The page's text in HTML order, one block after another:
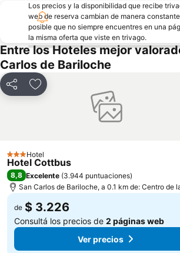
Los precios y la disponibilidad que recibe
web de reserva cambian de manera
posible que no siempre encuentres en una
la misma oferta que viste en trivago.
Entre los Hoteles mejor
Carlos de Bariloche
CompartirAñadir a favoritos
3 Estrellas
Hotel
Hotel Cottbus
8,8 Excelente (3.944 puntuaciones)
San Carlos de Bariloche, a 0.1 km de: Centro de
de $ 3.226
Consultá los precios de 2 páginas web
Ver precios